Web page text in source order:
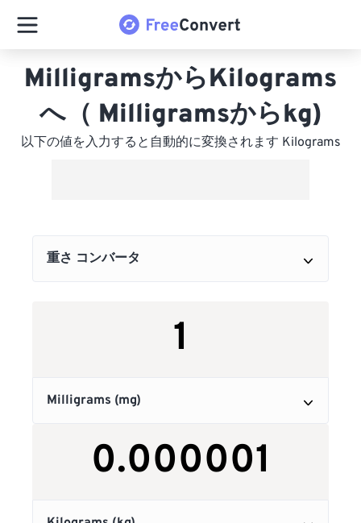
MilligramsからKilograms
へ（ Milligramsからkg)
以下の値を入力すると自動的に変換されます Kilograms